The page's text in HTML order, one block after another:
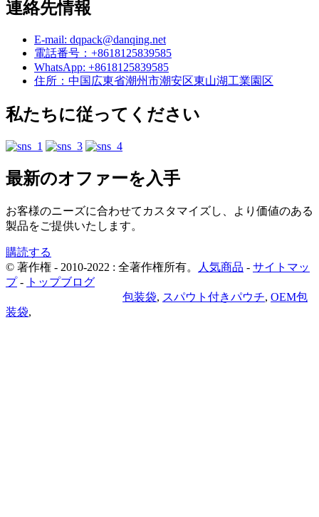
連絡先情報
E-mail: dqpack@danqing.net
電話番号：+8618125839585
WhatsApp: +8618125839585
住所：中国広東省潮州市潮安区東山湖工業園区
私たちに従ってください
最新のオファーを入手
お客様のニーズに合わせてカスタマイズし、より価値のある
製品をご提供いたします。
購読する
© 著作権 - 2010-2022 : 全著作権所有。
人気商品 - サイトマッ
プ- トップブログ
包装袋, スパウト付きパウチ, OEM包
装袋,